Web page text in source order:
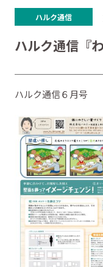
ハルク通信
ハルク通信『
ハルク通信６月号